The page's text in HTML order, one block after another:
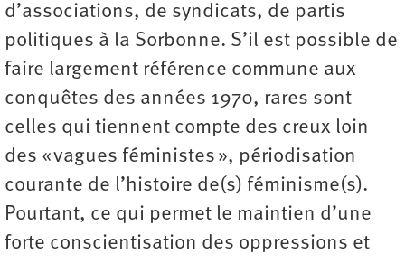
d’associations, de syndicats, de partis
politiques à la Sorbonne. S’il est possible de
faire largement référence commune aux
conquêtes des années 1970, rares sont
celles qui tiennent compte des creux loin
des « vagues féministes », périodisation
courante de l’histoire de(s) féminisme(s).
Pourtant, ce qui permet le maintien d’une
forte conscientisation des oppressions et